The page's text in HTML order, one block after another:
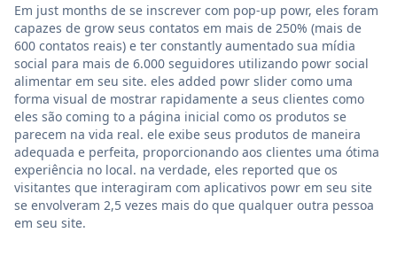
Em just months de se inscrever com pop-up powr, eles foram
capazes de grow seus contatos em mais de 250% (mais de
600 contatos reais) e ter constantly aumentado sua mídia
social para mais de 6.000 seguidores utilizando powr social
alimentar em seu site. eles added powr slider como uma
forma visual de mostrar rapidamente a seus clientes como
eles são coming to a página inicial como os produtos se
parecem na vida real. ele exibe seus produtos de maneira
adequada e perfeita, proporcionando aos clientes uma ótima
experiência no local. na verdade, eles reported que os
visitantes que interagiram com aplicativos powr em seu site
se envolveram 2,5 vezes mais do que qualquer outra pessoa
em seu site.